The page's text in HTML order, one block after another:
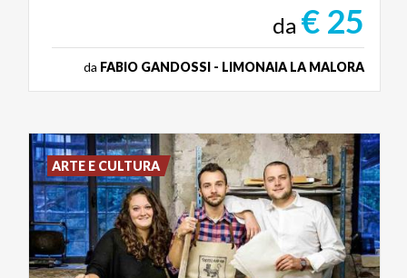
da € 25
da FABIO GANDOSSI - LIMONAIA LA MALORA
ARTE E CULTURA